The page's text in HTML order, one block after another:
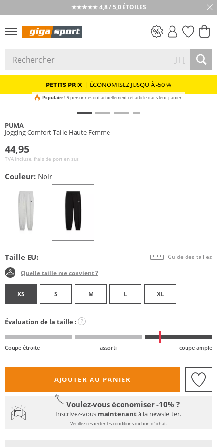
★★★★★ 4,8 / 5,0 ÉTOILES
PETITS PRIX | ÉCONOMISEZ JUSQU'À -50 %
Populaire ! 9 personnes ont actuellement cet article dans leur panier
PUMA
Jogging Comfort Taille Haute Femme
44,95
TVA incluse, frais de port en sus
Couleur: Noir
Taille EU: Guide des tailles
Quelle taille me convient ?
XS S M L XL
Évaluation de la taille : ?
Coupe étroite assorti coupe ample
AJOUTER AU PANIER
Voulez-vous économiser -10% ?
Inscrivez-vous maintenantà la newsletter.
Veuillez respecter les conditions du bon d'achat.